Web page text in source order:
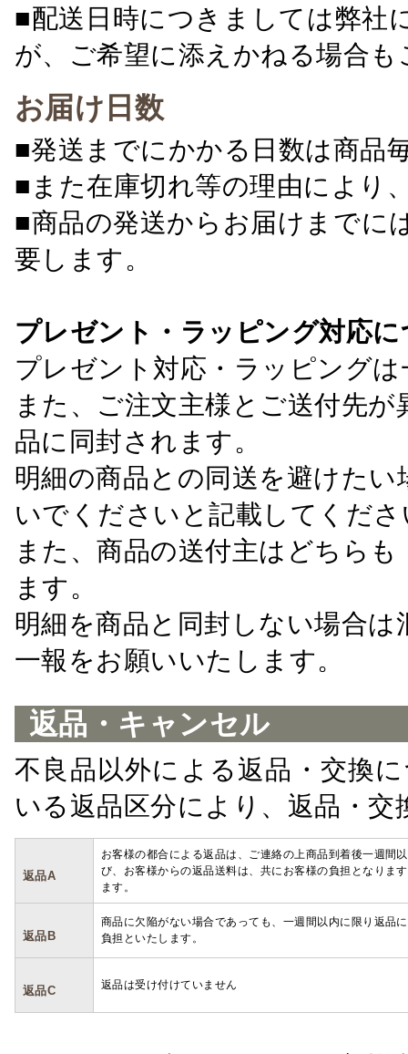
■配送日時につきましては弊社
が、ご希望に添えかねる場合
お届け日数
■発送までにかかる日数は商品
■また在庫切れ等の理由により
■商品の発送からお届けまでに
要します。
プレゼント・ラッピング対応
プレゼント対応・ラッピング
また、ご注文主様とご送付先
品に同封されます。
明細の商品との同送を避けた
いでくださいと記載してくださ
また、商品の送付主はどちら
ます。
明細を商品と同封しない場合
一報をお願いいたします。
返品・キャンセル
不良品以外による返品・交換
いる返品区分により、返品・
返品A
お客様の都合による返品は、ご連絡の上商品到着後一週間
び、お客様からの返品送料は、共にお客様の負担となりま
ます。
返品B
商品に欠陥がない場合であっても、一週間以内に限り返品
負担といたします。
返品C 返品は受け付けていません